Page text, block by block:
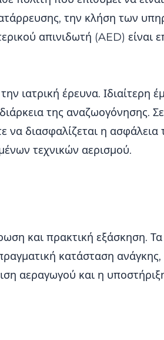
την κλήση των
απινιδωτή (AED) είναι
ιατρική έρευνα. Ιδιαίτερη
της αναζωογόνησης.
να διασφαλίζεται η
τεχνικών αερισμού.
και πρακτική εξάσκηση. Τα
κατάσταση
αεραγωγού και η